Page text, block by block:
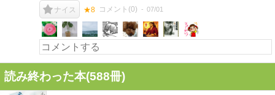
ナイス ★8 コメント(0) 07/01
読み終わった本(588冊)